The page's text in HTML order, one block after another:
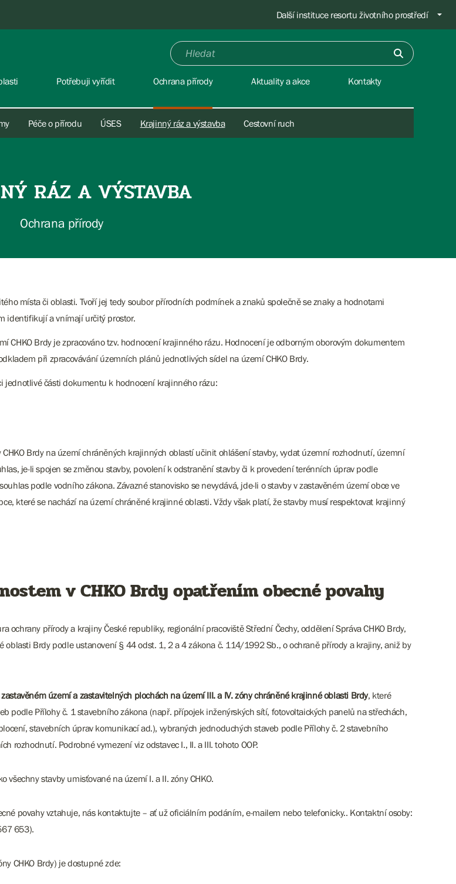
Další instituce resortu životního prostředí
Potřebuji vyřídit Ochrana přírody
Péče o přírodu ÚSES Krajinný ráz a výstavba Cestovní ruch
Aktuality a akce Kontakty
RÁZ A VÝSTAVBA
Ochrana přírody
místa či oblasti. Tvoří jej tedy soubor přírodních podmínek a znaků společně se znaky a hodnotami
identifikují a vnímají určitý prostor.
CHKO Brdy je zpracováno tzv. hodnocení krajinného rázu. Hodnocení je odborným oborovým dokumentem
při zpracovávání územních plánů jednotlivých sídel na území CHKO Brdy.
jednotlivé části dokumentu k hodnocení krajinného rázu:
Brdy na území chráněných krajinných oblastí učinit ohlášení stavby, vydat územní rozhodnutí, územní
je-li spojen se změnou stavby, povolení k odstranění stavby či k provedení terénních úprav podle
podle vodního zákona. Závazné stanovisko se nevydává, jde-li o stavby v zastavěném území obce ve
které se nachází na území chráněné krajinné oblasti. Vždy však platí, že stavby musí respektovat krajinný
v CHKO Brdy opatřením obecné povahy
ochrany přírody a krajiny České republiky, regionální pracoviště Střední Čechy, oddělení Správa CHKO Brdy,
Brdy podle ustanovení § 44 odst. 1, 2 a 4 zákona č. 114/1992 Sb., o ochraně přírody a krajiny, aniž by
území a zastavitelných plochách na území III. a IV. zóny chráněné krajinné oblasti Brdy, které
podle Přílohy č. 1 stavebního zákona (např. přípojek inženýrských sítí, fotovoltaických panelů na střechách,
stavebních úprav komunikací ad.), vybraných jednoduchých staveb podle Přílohy č. 2 stavebního
rozhodnutí. Podrobné vymezení viz odstavec I., II. a III. tohoto OOP.
stavby umisťované na území I. a II. zóny CHKO.
povahy vztahuje, nás kontaktujte – ať už oficiálním podáním, e-mailem nebo telefonicky.. Kontaktní osoby:
653).
CHKO Brdy) je dostupné zde: